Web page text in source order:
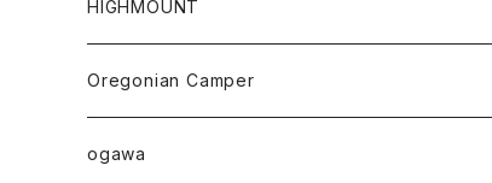
HIGHMOUNT
Oregonian Camper
ogawa